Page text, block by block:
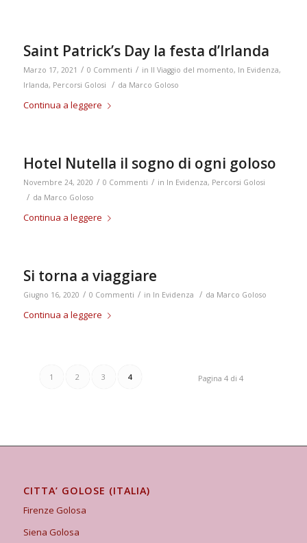
Saint Patrick’s Day la festa d’Irlanda
Marzo 17, 2021 / 0 Commenti / in Il Viaggio del momento, In Evidenza,
Irlanda, Percorsi Golosi / da Marco Goloso
Continua a leggere
Hotel Nutella il sogno di ogni goloso
Novembre 24, 2020 / 0 Commenti / in In Evidenza, Percorsi Golosi
/ da Marco Goloso
Continua a leggere
Si torna a viaggiare
Giugno 16, 2020 / 0 Commenti / in In Evidenza / da Marco Goloso
Continua a leggere
Pagina 4 di 4
1 2 3 4
CITTA’ GOLOSE (ITALIA)
Firenze Golosa
Siena Golosa